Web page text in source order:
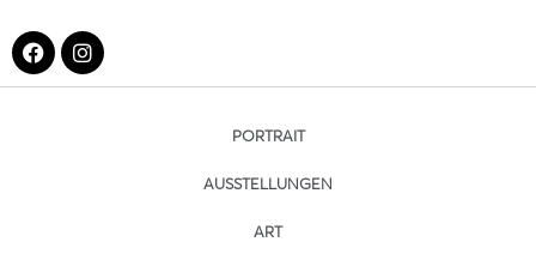
PORTRAIT
AUSSTELLUNGEN
ART